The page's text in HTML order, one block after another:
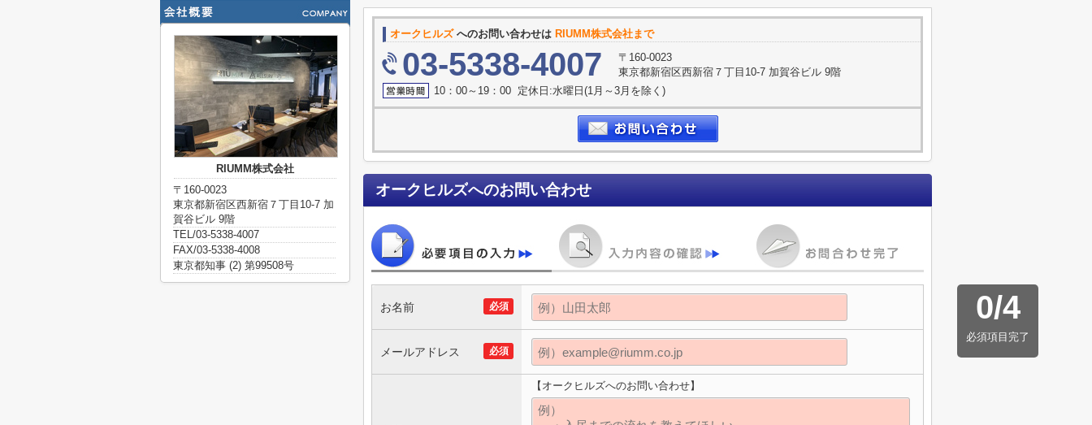
オークヒルズへのお問い合わせは RIUMM株式会社まで
03-5338-4007
〒160-0023
東京都新宿区西新宿７丁目10-7 加賀谷ビル 9階
10：00～19：00 定休日:水曜日(1月～3月を除く)
オークヒルズへのお問い合わせ
0/4
必須項目完了
必須
お名前
必須
メールアドレス
【オークヒルズへのお問い合わせ】
RIUMM株式会社
〒160-0023
東京都新宿区西新宿７丁目10-7 加
賀谷ビル 9階
TEL/03-5338-4007
FAX/03-5338-4008
東京都知事 (2) 第99508号